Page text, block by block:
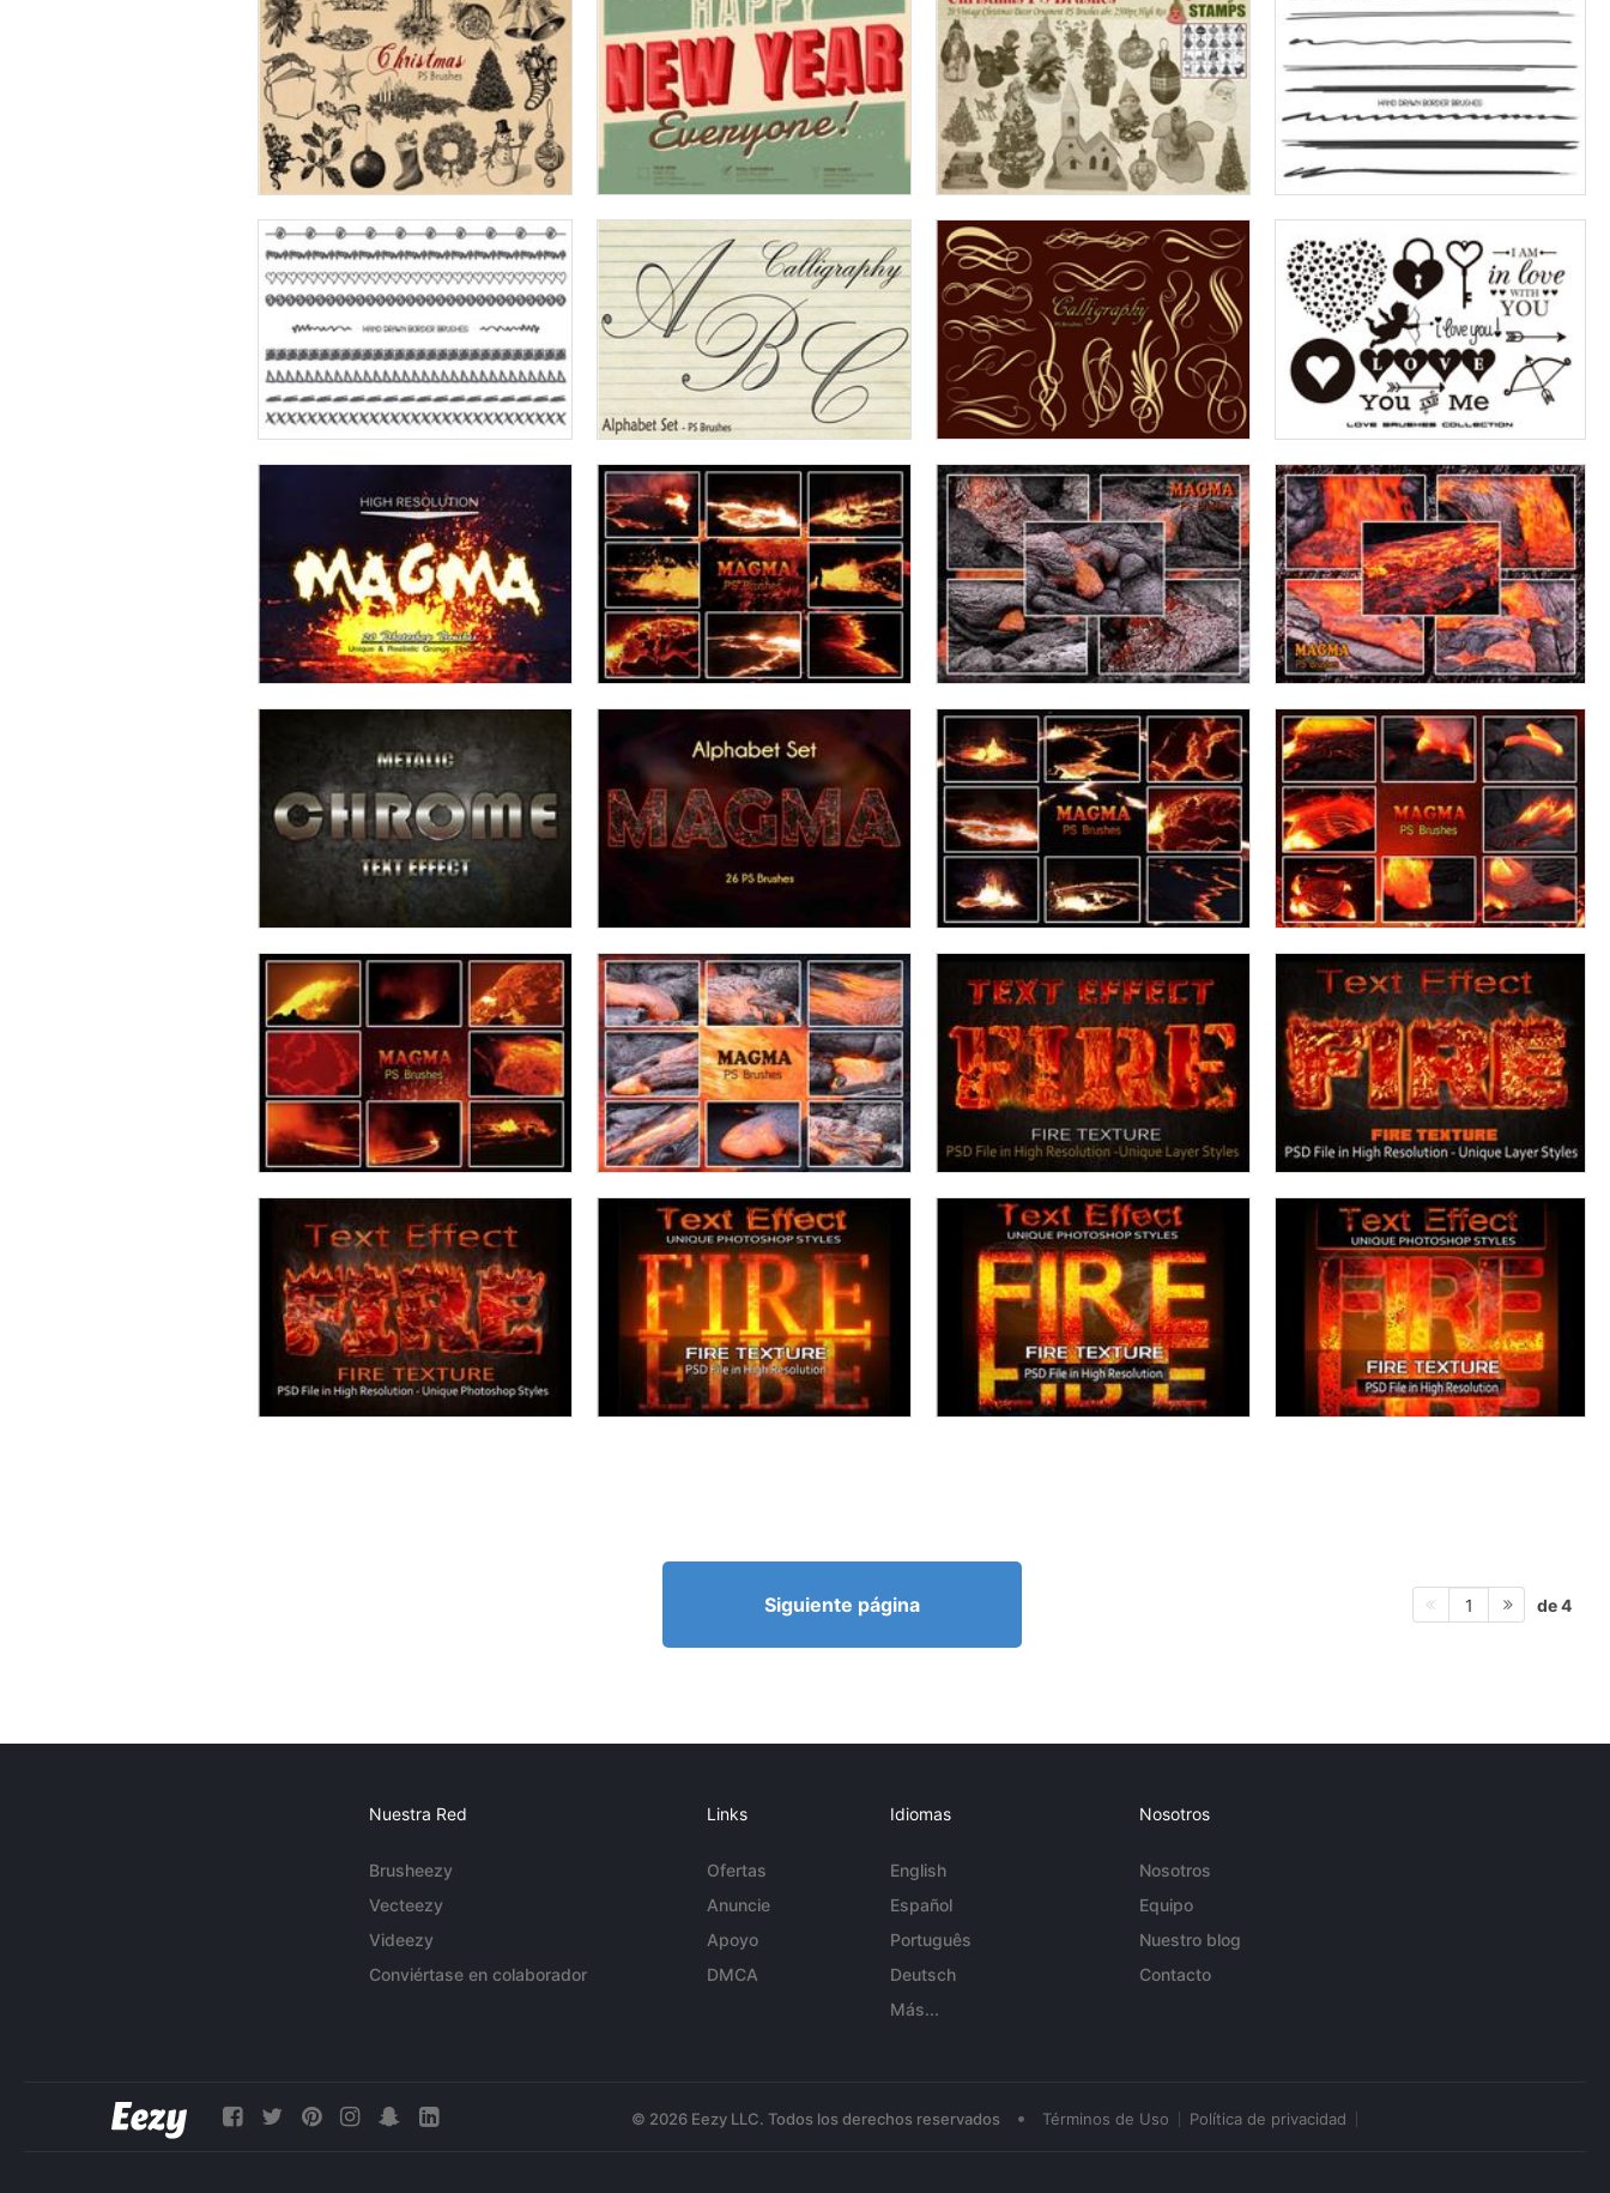
Siguiente página 1 de 4
Nuestra Red
Brusheezy
Vecteezy
Videezy
Conviértase en colaborador
Links
Ofertas
Anuncie
Apoyo
DMCA
Idiomas
English
Español
Português
Deutsch
Más...
Nosotros
Nosotros
Equipo
Nuestro blog
Contacto
© 2026 Eezy LLC. Todos los derechos reservados • Términos de Uso Política de privacidad